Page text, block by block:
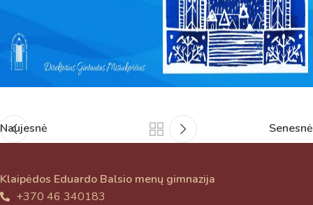
Naujesnė Senesnė
Klaipėdos Eduardo Balsio menų gimnazija
+370 46 340183